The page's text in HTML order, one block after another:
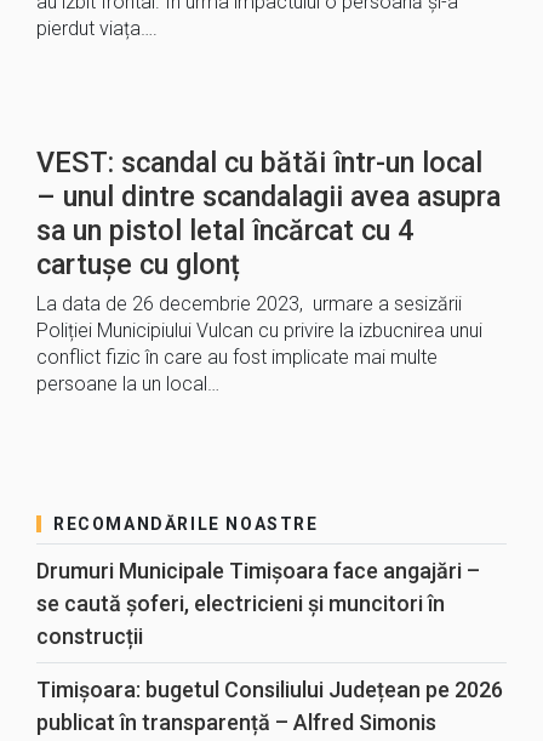
pierdut viața….
VEST: scandal cu bătăi într-un local
– unul dintre scandalagii avea asupra
sa un pistol letal încărcat cu 4
cartușe cu glonț
La data de 26 decembrie 2023, urmare a sesizării
Poliției Municipiului Vulcan cu privire la izbucnirea unui
conflict fizic în care au fost implicate mai multe
persoane la un local…
RECOMANDĂRILE NOASTRE
Drumuri Municipale Timișoara face angajări –
se caută șoferi, electricieni și muncitori în
construcții
Timișoara: bugetul Consiliului Județean pe 2026
publicat în transparență – Alfred Simonis